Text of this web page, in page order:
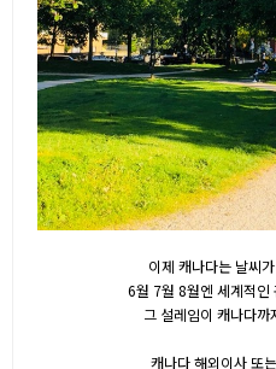
이제 캐나다는 날씨
6월 7월 8월엔 세계적인
그 설레임이 캐나다까
캐나다 해외이사 또